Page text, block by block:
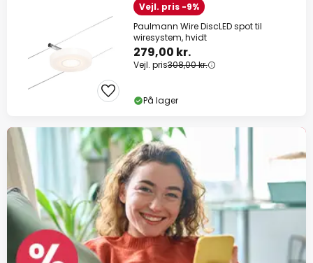
Vejl. pris -9%
Paulmann Wire DiscLED spot til
wiresystem, hvidt
279,00 kr.
Vejl. pris308,00 kr.
På lager